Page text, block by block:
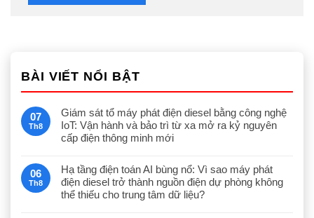
BÀI VIẾT NỔI BẬT
07
Th8
Giám sát tổ máy phát điện diesel bằng công nghệ
IoT: Vận hành và bảo trì từ xa mở ra kỷ nguyên
cấp điện thông minh mới
06
Th8
Hạ tầng điện toán AI bùng nổ: Vì sao máy phát
điện diesel trở thành nguồn điện dự phòng không
thể thiếu cho trung tâm dữ liệu?